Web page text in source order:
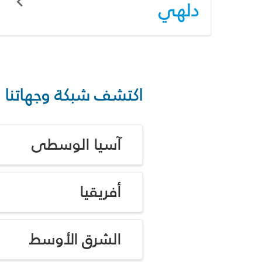
دلهي
اكتشف شبكة وجهاتنا
آسيا الوسطى
أفريقيا
الشرق الأوسط